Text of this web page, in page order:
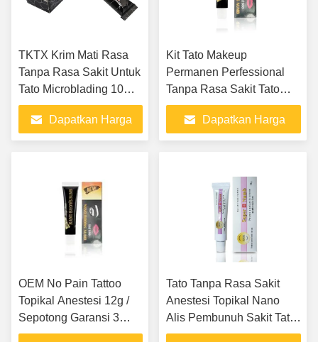
TKTX Krim Mati Rasa
Tanpa Rasa Sakit Untuk
Tato Microblading 10G /
Potongan
Dapatkan Harga
Kit Tato Makeup
Permanen Perfessional
Tanpa Rasa Sakit Tato
Tanpa Rasa Sakit
Anestesi Mati Rasa Cream
OEM
Dapatkan Harga
OEM No Pain Tattoo
Topikal Anestesi 12g /
Sepotong Garansi 3
Tahun
Tato Tanpa Rasa Sakit
Anestesi Topikal Nano
Alis Pembunuh Sakit Tato
Mati Rasa